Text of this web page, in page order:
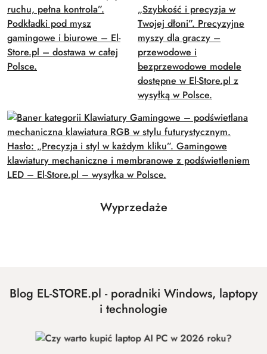
Pomiń karuzelę produktów
Produkty
Wyprzedaże
Blog EL-STORE.pl - poradniki Windows, laptopy
i technologie